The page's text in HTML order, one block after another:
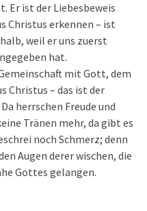
Er ist der Liebesbeweis
Christus erkennen – ist
weil er uns zuerst
hat.
mit Gott, dem
Christus – das ist der
herrschen Freude und
Tränen mehr, da gibt es
noch Schmerz; denn
Augen derer wischen, die
Gottes gelangen.